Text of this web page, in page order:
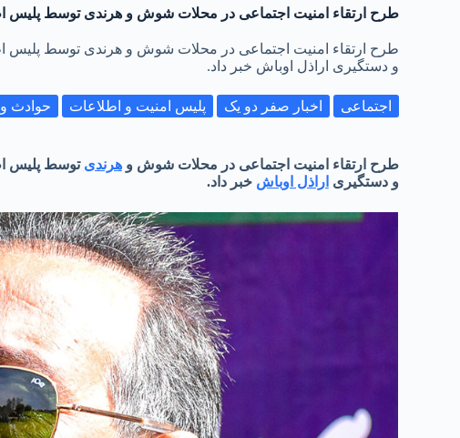
طرح ارتقاء امنیت اجتماعی در محلات شوش و هرندی توسط پلیس
طرح ارتقاء امنیت اجتماعی در محلات شوش و هرندی توسط پلیس
و دستگیری اراذل اوباش خبر داد.
اجتماعی اخبار صفر دو یک پلیس امنیت و اطلاعات حوادث
طرح ارتقاء امنیت اجتماعی در محلات شوش وهرندی توسط پلیس
و دستگیری اراذل اوباش خبر داد.